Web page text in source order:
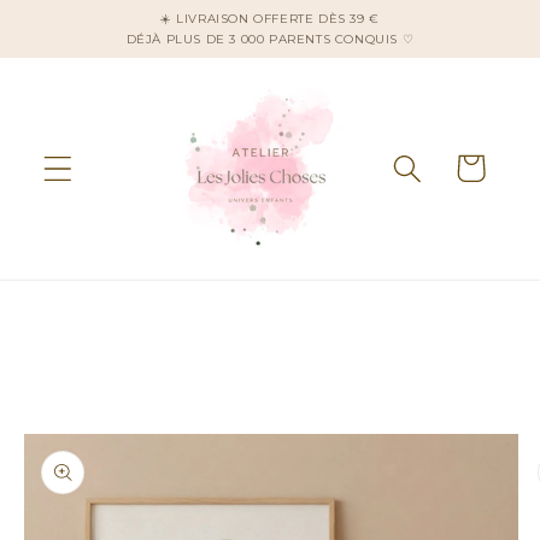
au
☀️ LIVRAISON OFFERTE DÈS 39 €
DÉJÀ PLUS DE 3 000 PARENTS CONQUIS ♡
Panier